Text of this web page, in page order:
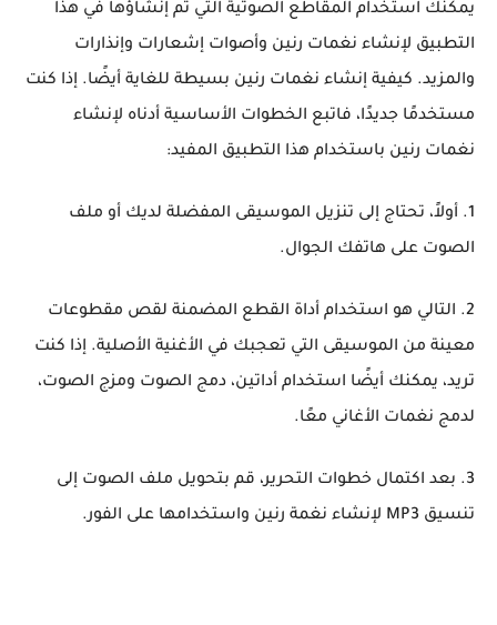
يمكنك استخدام المقاطع الصوتية التي تم إنشاؤها في هذا
التطبيق لإنشاء نغمات رنين وأصوات إشعارات وإنذارات
والمزيد. كيفية إنشاء نغمات رنين بسيطة للغاية أيضًا. إذا كنت
مستخدمًا جديدًا، فاتبع الخطوات الأساسية أدناه لإنشاء
نغمات رنين باستخدام هذا التطبيق المفيد:
1. أولاً، تحتاج إلى تنزيل الموسيقى المفضلة لديك أو ملف
الصوت على هاتفك الجوال.
2. التالي هو استخدام أداة القطع المضمنة لقص مقطوعات
معينة من الموسيقى التي تعجبك في الأغنية الأصلية. إذا كنت
تريد، يمكنك أيضًا استخدام أداتين، دمج الصوت ومزج الصوت،
لدمج نغمات الأغاني معًا.
3. بعد اكتمال خطوات التحرير، قم بتحويل ملف الصوت إلى
تنسيق MP3 لإنشاء نغمة رنين واستخدامها على الفور.